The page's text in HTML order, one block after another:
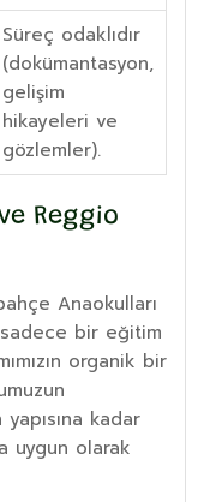
Süreç odaklıdır
(dokümantasyon,
gelişim
hikayeleri ve
gözlemler).
Reggio
Anaokulları
bir eğitim
organik bir
kadar
uygun olarak